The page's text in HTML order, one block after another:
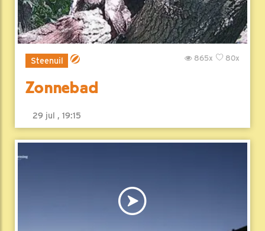
Steenuil 80x
865x
Zonnebad
29 jul , 19:15